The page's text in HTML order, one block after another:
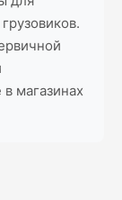
магазинах